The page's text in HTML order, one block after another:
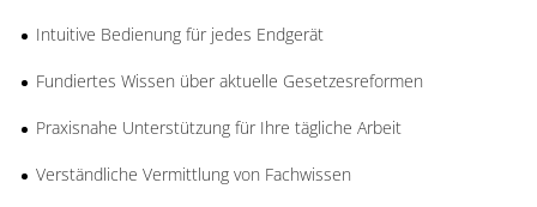
Intuitive Bedienung für jedes Endgerät
Fundiertes Wissen über aktuelle Gesetzesreformen
Praxisnahe Unterstützung für Ihre tägliche Arbeit
Verständliche Vermittlung von Fachwissen